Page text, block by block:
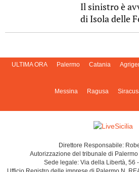
Il sinistro è
di Isola delle
ULTIMA ORA Palermo Catania
Messina Ragusa
Direttore Responsabile:
Autorizzazione del tribunale di
Sede legale: Via della Libertà, 56